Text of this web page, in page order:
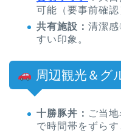
可能（要事前確認
共有施設： 清潔
すい印象。
周辺観光＆グ
十勝豚丼： ご当
で時間帯をずらす